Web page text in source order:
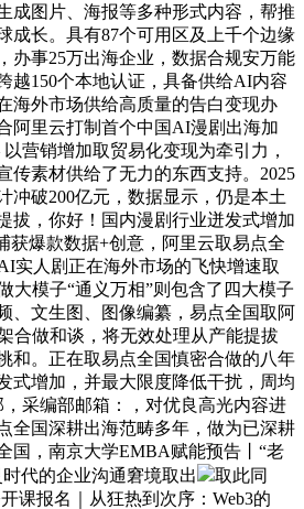
成图片、海报等多种形式内容，帮推
成长。具有87个可用区及上千个边缘
办事25万出海企业，数据合规安万能
越150个本地认证，具备供给AI内容
海外市场供给高质量的告白变现办
阿里云打制首个中国AI漫剧出海加
营销增加取贸易化变现为牵引力，
传素材供给了无力的东西支持。2025
冲破200亿元，数据显示，仍是本土
拔，你好！国内漫剧行业迸发式增加
获爆款数据+创意，阿里云取易点全
实人剧正在海外市场的飞快增速取
大模子“通义万相”则包含了四大模子
文生图、图像编纂，易点全国取阿
合做和谈，将无效处理从产能提拔
和。正在取易点全国慎密合做的八年
式增加，并最大限度降低干扰，周均
采编部邮箱：，对优良高光内容进
全国深耕出海范畴多年，做为已深耕
国，南京大学EMBA赋能预告丨“老
代的企业沟通窘境取出
取此同
课报名｜从狂热到次序：Web3的